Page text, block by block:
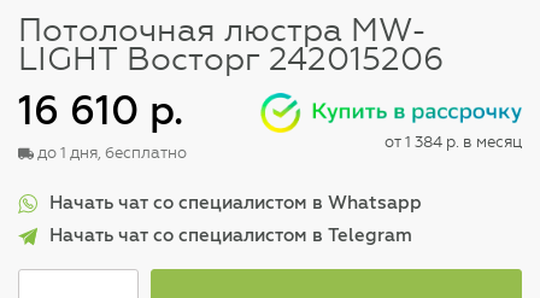
Потолочная люстра MW-
LIGHT Восторг 242015206
от 1 384 р. в месяц
16 610 р.
до 1 дня, бесплатно
Начать чат со специалистом в Whatsapp
Начать чат со специалистом в Telegram